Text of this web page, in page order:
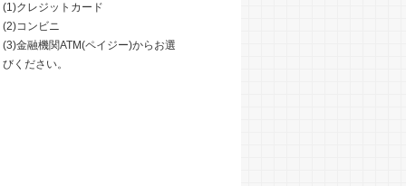
(1)クレジットカード
(2)コンビニ
(3)金融機関ATM(ペイジー)からお選
びください。